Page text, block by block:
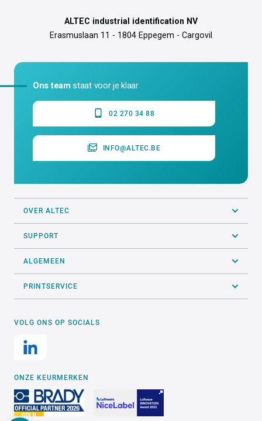
ALTEC industrial identification NV
staat voor je klaar
OVER ALTEC
SUPPORT
ALGEMEEN
PRINTSERVICE